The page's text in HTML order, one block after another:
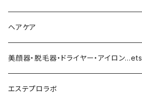
ファンデーション／パウダー
クッションファンデーション
リキッドファンデ
マスカラ／眉毛／アイシャドー
リップ／チーク
導入化粧水／化粧水
美容液／アイクリーム
クリーム・乳液
ヘアケア
ヘアシャンプー／トリートメント
つるりんちょ
ヘアケア
美顔器・脱毛器・ドライヤー・アイロン…ets
MY TREX（マイトレックス）
エステプロラボ